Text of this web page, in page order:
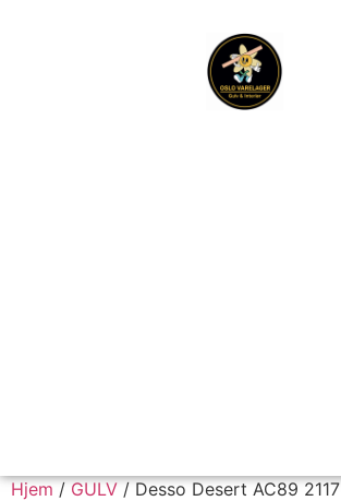
Hjem/GULV/ Desso Desert AC89 2117